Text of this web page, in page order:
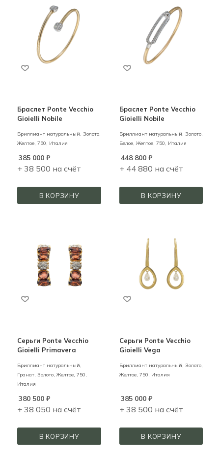
Браслет Ponte Vecchio
Gioielli Nobile
Бриллиант натуральный, Золото,
Желтое, 750, Италия
385 000 ₽
+ 38 500 на счёт
В КОРЗИНУ
Браслет Ponte Vecchio
Gioielli Nobile
Бриллиант натуральный, Золото,
Белое, Желтое, 750, Италия
448 800₽
+ 44 880 на счёт
В КОРЗИНУ
Серьги Ponte Vecchio
Gioielli Primavera
Бриллиант натуральный,
Гранат, Золото, Желтое, 750,
Италия
380 500 ₽
+ 38 050 на счёт
В КОРЗИНУ
Серьги Ponte Vecchio
Gioielli Vega
Бриллиант натуральный, Золото,
Желтое, 750, Италия
385 000₽
+ 38 500 на счёт
В КОРЗИНУ